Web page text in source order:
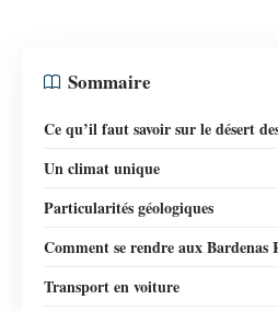
Sommaire
Ce qu’il faut savoir sur le désert
Un climat unique
Particularités géologiques
Comment se rendre aux Bardenas
Transport en voiture